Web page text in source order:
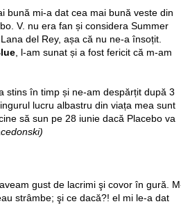
bună mi-a dat cea mai bună veste din
V. nu era fan și considera Summer
del Rey, așa că nu ne-a însoțit.
, l-am sunat și a fost fericit că m-am
stins în timp și ne-am despărțit după 3
lucru albastru din viața mea sunt
să sun pe 28 iunie dacă Placebo va
gust de lacrimi şi covor în gură.
strâmbe; şi ce dacă?! el mi le-a dat